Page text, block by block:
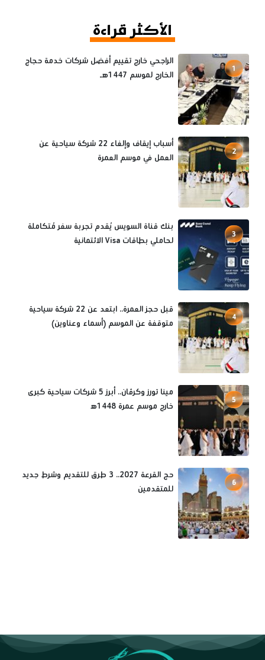
الأكثر قراءة
1
الراجحي خارج تقييم أفضل شركات خدمة حجاج
الخارج لموسم 1447هـ
2
أسباب إيقاف وإلغاء 22 شركة سياحية عن
العمل في موسم العمرة
3
بنك قناة السويس يُقدم تجربة سفر مُتكاملة
لحاملي بطاقات Visa الائتمانية
4
قبل حجز العمرة.. ابتعد عن 22 شركة سياحية
متوقفة عن الموسم (أسماء وعناوين)
5
مينا تورز وكرڤان.. أبرز 5 شركات سياحية كبرى
خارج موسم عمرة 1448ه‍
6
حج القرعة 2027.. 3 طرق للتقديم وشرط جديد
للمتقدمين